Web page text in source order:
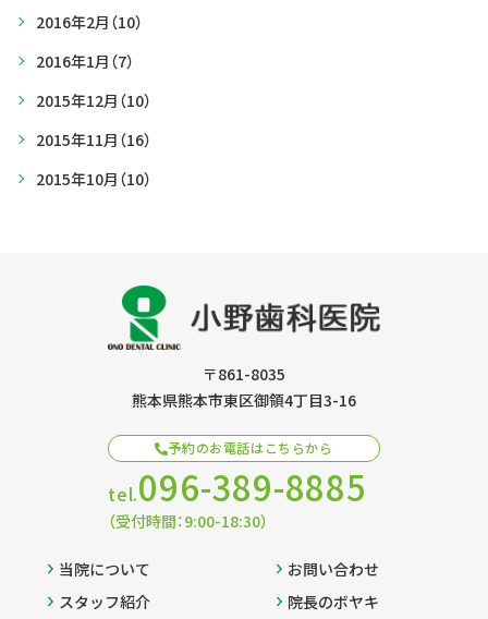
2016年2月 （10）
2016年1月 （7）
2015年12月 （10）
2015年11月 （16）
2015年10月 （10）
〒861-8035
熊本県熊本市東区御領4丁目3-16
予約のお電話はこちらから
tel.096-389-8885
（受付時間：9:00-18:30）
当院について
スタッフ紹介
お問い合わせ
院長のボヤキ